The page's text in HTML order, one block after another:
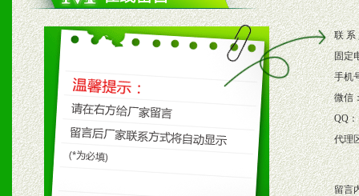
2、根据具体情况公司给予
3、根据市场需要，派驻区
保产品顺利销售。
4、根据市场情况公司给予
购支持。
联 系
固定
手机
微信
QQ：
代理
留言